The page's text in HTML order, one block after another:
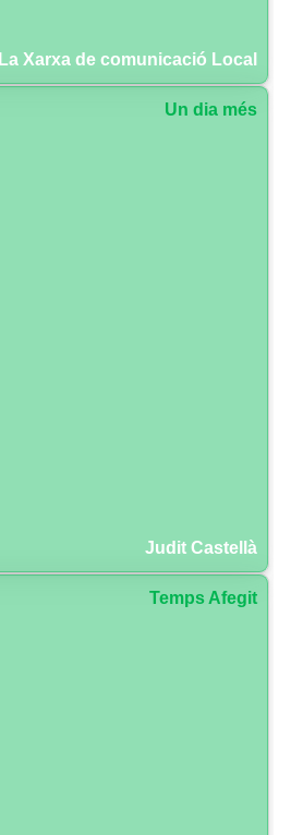
La Xarxa de comunicació Local
Un dia més
Judit Castellà
Temps Afegit